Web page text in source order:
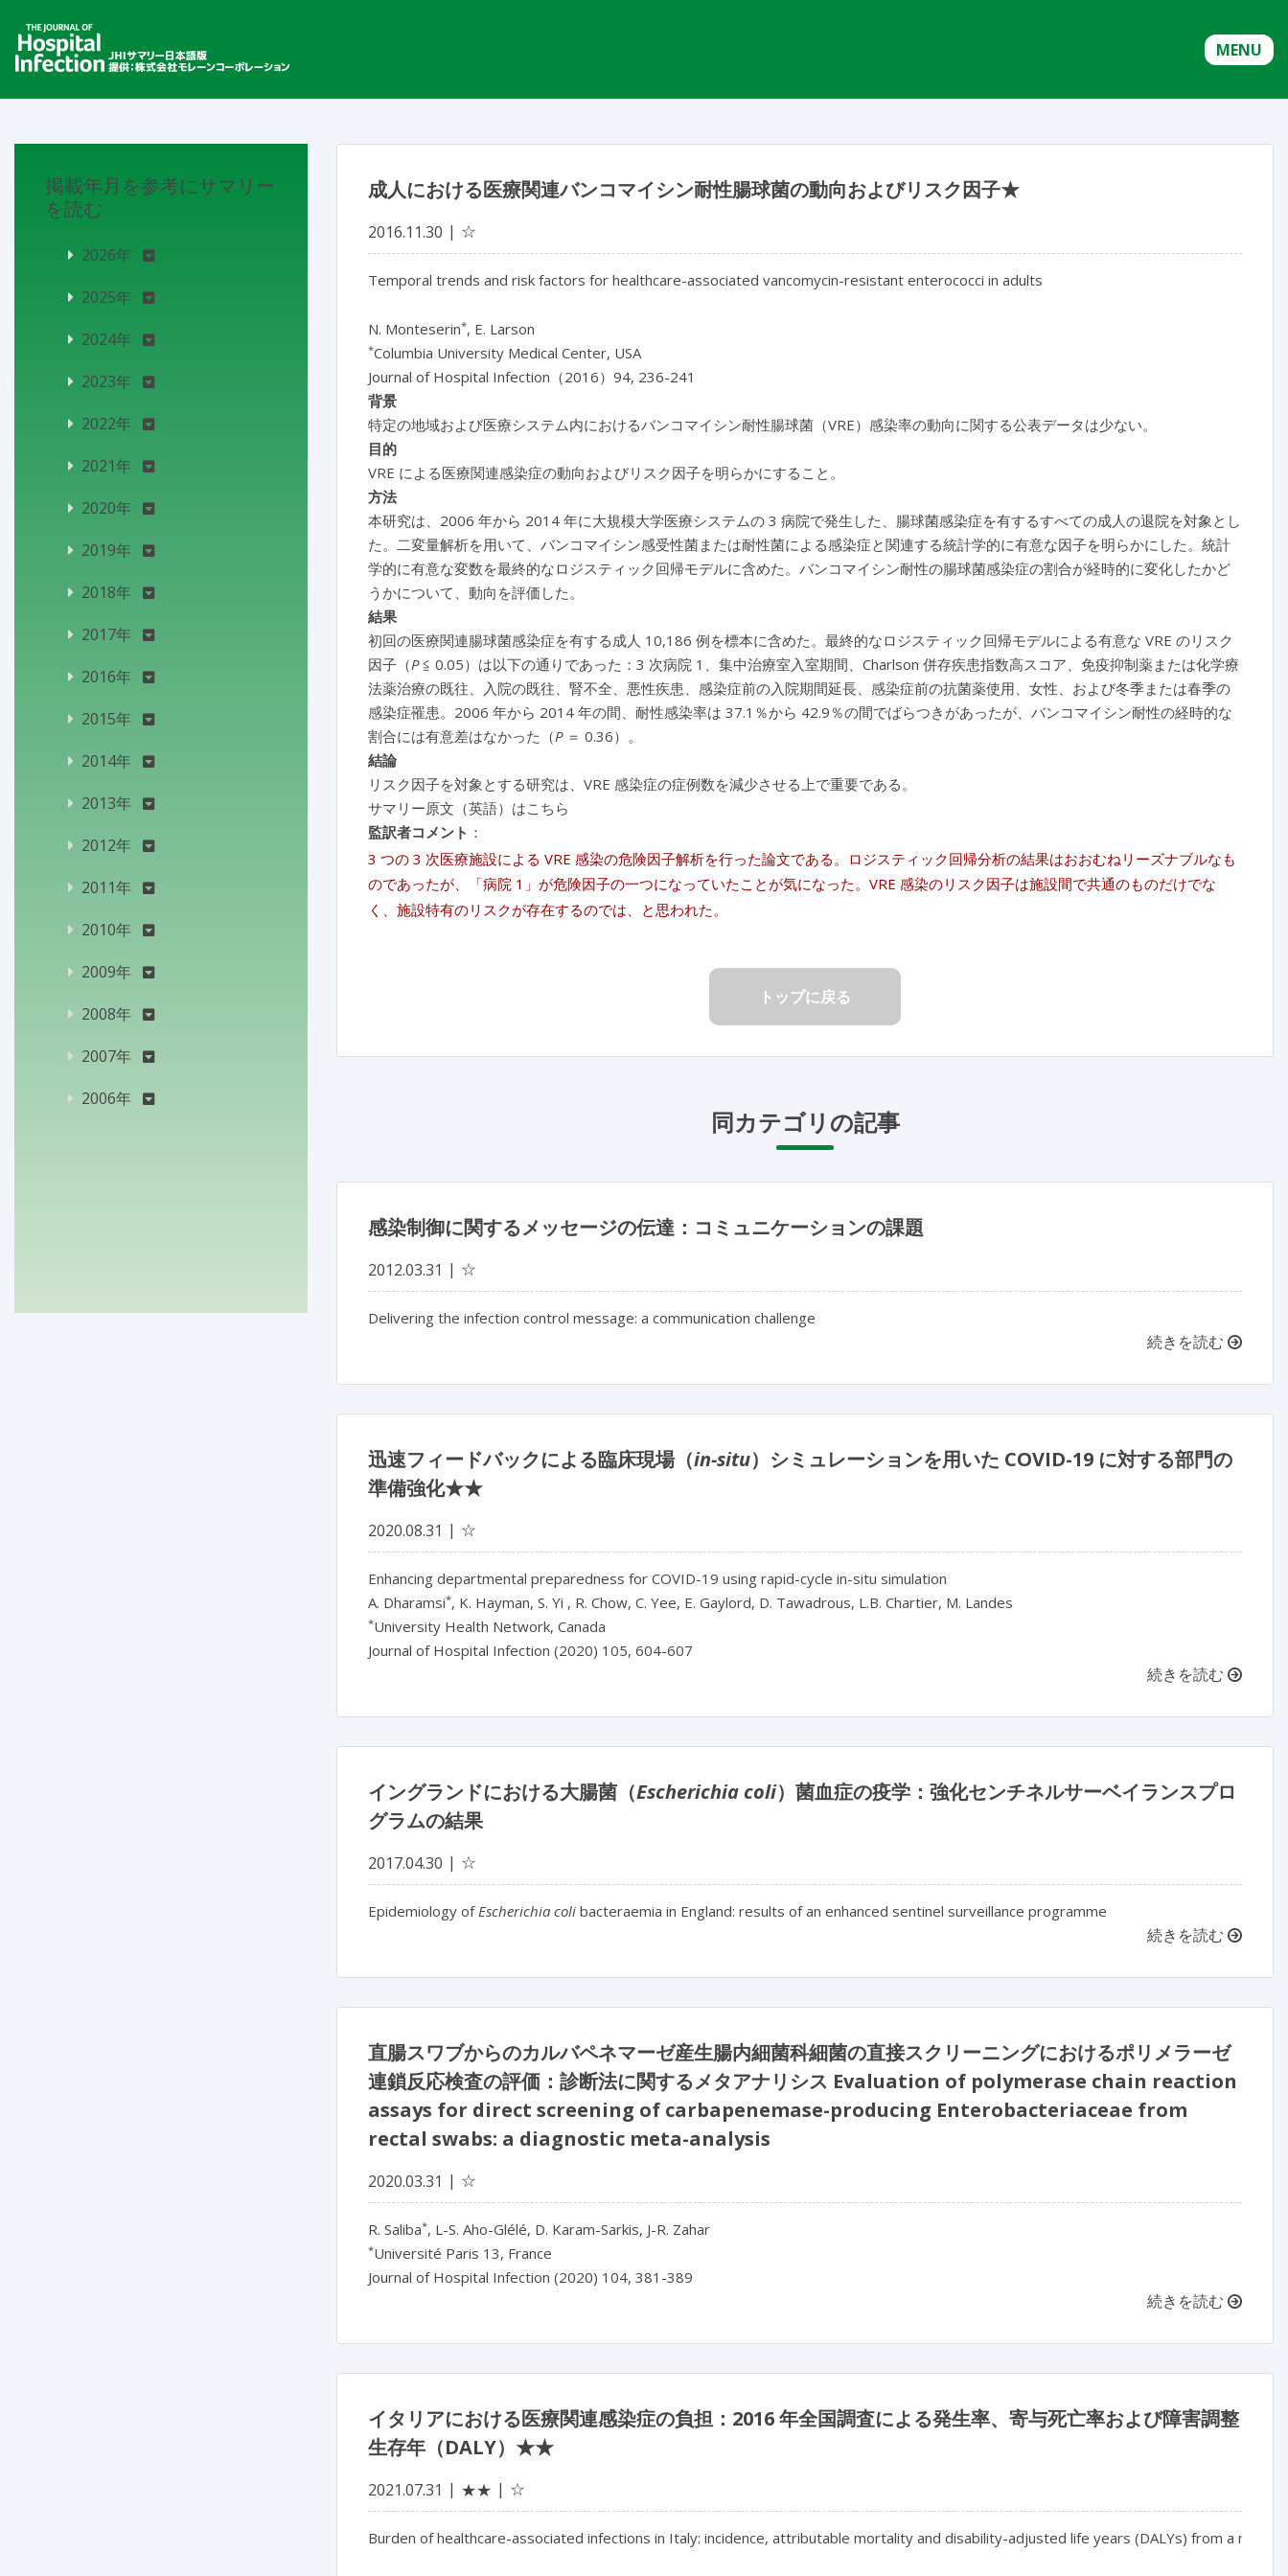
MENU
成人における医療関連バンコマイシン耐性腸球菌の動向およびリスク因子★
2016.11.30 ☆
Temporal trends and risk factors for healthcare-associated vancomycin-resistant enterococci in adults
N. Monteserin*, E. Larson
*Columbia University Medical Center, USA
Journal of Hospital Infection（2016）94, 236-241
背景
特定の地域および医療システム内におけるバンコマイシン耐性腸球菌（VRE）感染率の動向に関する公表データは少ない。
目的
VRE による医療関連感染症の動向およびリスク因子を明らかにすること。
方法
本研究は、2006 年から 2014 年に大規模大学医療システムの 3 病院で発生した、腸球菌感染症を有するすべての成人の退院を対象とし
た。二変量解析を用いて、バンコマイシン感受性菌または耐性菌による感染症と関連する統計学的に有意な因子を明らかにした。統計
学的に有意な変数を最終的なロジスティック回帰モデルに含めた。バンコマイシン耐性の腸球菌感染症の割合が経時的に変化したかど
うかについて、動向を評価した。
結果
初回の医療関連腸球菌感染症を有する成人 10,186 例を標本に含めた。最終的なロジスティック回帰モデルによる有意な VRE のリスク
因子（P≦ 0.05）は以下の通りであった：3 次病院 1、集中治療室入室期間、Charlson 併存疾患指数高スコア、免疫抑制薬または化学療
法薬治療の既往、入院の既往、腎不全、悪性疾患、感染症前の入院期間延長、感染症前の抗菌薬使用、女性、および冬季または春季の
感染症罹患。2006 年から 2014 年の間、耐性感染率は 37.1％から 42.9％の間でばらつきがあったが、バンコマイシン耐性の経時的な
割合には有意差はなかった（P＝ 0.36）。
結論
リスク因子を対象とする研究は、VRE 感染症の症例数を減少させる上で重要である。
サマリー原文（英語）はこちら
監訳者コメント ：
3 つの 3 次医療施設による VRE 感染の危険因子解析を行った論文である。ロジスティック回帰分析の結果はおおむねリーズナブルなも
のであったが、「病院 1」が危険因子の一つになっていたことが気になった。VRE 感染のリスク因子は施設間で共通のものだけでな
く、施設特有のリスクが存在するのでは、と思われた。
トップに戻る
同カテゴリの記事
感染制御に関するメッセージの伝達：コミュニケーションの課題
2012.03.31 ☆
Delivering the infection control message: a communication challenge
続きを読む
迅速フィードバックによる臨床現場（in-situ）シミュレーションを用いた COVID-19 に対する部門の
準備強化★★
2020.08.31 ☆
Enhancing departmental preparedness for COVID-19 using rapid-cycle in-situ simulation
A. Dharamsi*, K. Hayman, S. Yi , R. Chow, C. Yee, E. Gaylord, D. Tawadrous, L.B. Chartier, M. Landes
*University Health Network, Canada
Journal of Hospital Infection (2020) 105, 604-607
続きを読む
イングランドにおける大腸菌（Escherichia coli）菌血症の疫学：強化センチネルサーベイランスプロ
グラムの結果
2017.04.30 ☆
Epidemiology ofEscherichia coli bacteraemia in England: results of an enhanced sentinel surveillance programme
続きを読む
直腸スワブからのカルバペネマーゼ産生腸内細菌科細菌の直接スクリーニングにおけるポリメラーゼ
連鎖反応検査の評価：診断法に関するメタアナリシス Evaluation of polymerase chain reaction
assays for direct screening of carbapenemase-producing Enterobacteriaceae from
rectal swabs: a diagnostic meta-analysis
2020.03.31 ☆
R. Saliba*, L-S. Aho-Glélé, D. Karam-Sarkis, J-R. Zahar
*Université Paris 13, France
Journal of Hospital Infection (2020) 104, 381-389
続きを読む
イタリアにおける医療関連感染症の負担：2016 年全国調査による発生率、寄与死亡率および障害調整
生存年（DALY）★★
2021.07.31 ★★ ☆
Burden of healthcare-associated infections in Italy: incidence, attributable mortality and disability-adjusted life years (DALYs) from a
掲載年月を参考にサマリー
を読む
2026年
2025年
2024年
2023年
2022年
2021年
2020年
2019年
2018年
2017年
2016年
2015年
2014年
2013年
2012年
2011年
2010年
2009年
2008年
2007年
2006年